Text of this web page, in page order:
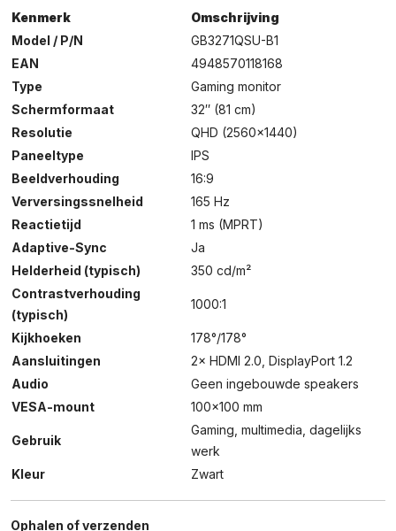
Kenmerk
Omschrijving
Model / P/N
GB3271QSU-B1
EAN
4948570118168
Type
Gaming monitor
Schermformaat
32″ (81 cm)
Resolutie
QHD (2560×1440)
Paneeltype
IPS
Beeldverhouding
16:9
Verversingssnelheid
165 Hz
Reactietijd
1 ms (MPRT)
Adaptive-Sync
Ja
Helderheid (typisch)
350 cd/m²
Contrastverhouding
(typisch)
1000:1
Kijkhoeken
178°/178°
Aansluitingen
2× HDMI 2.0, DisplayPort 1.2
Audio
Geen ingebouwde speakers
VESA-mount
100×100 mm
Gebruik
Gaming, multimedia, dagelijks
werk
Kleur
Zwart
Ophalen of verzenden